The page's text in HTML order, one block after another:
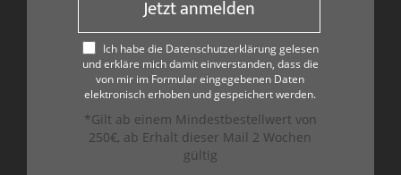
Jetzt anmelden
Ich habe die Datenschutzerklärung gelesen
und erkläre mich damit einverstanden, dass die
von mir im Formular eingegebenen Daten
elektronisch erhoben und gespeichert werden.
*Gilt ab einem Mindestbestellwert von
250€, ab Erhalt dieser Mail 2 Wochen
gültig